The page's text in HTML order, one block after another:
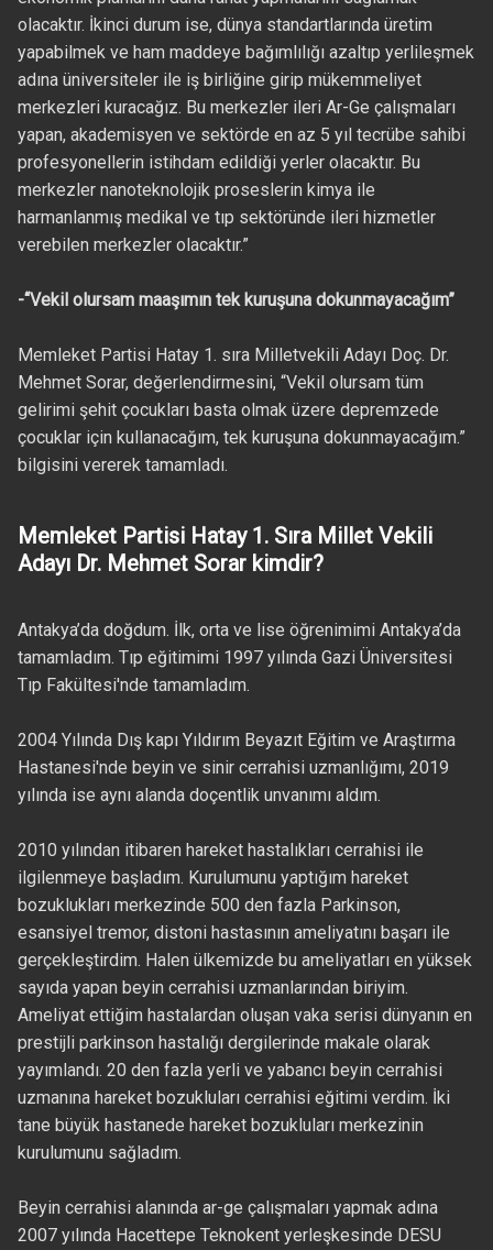
olacaktır. İkinci durum ise, dünya standartlarında üretim
yapabilmek ve ham maddeye bağımlılığı azaltıp yerlileşmek
adına üniversiteler ile iş birliğine girip mükemmeliyet
merkezleri kuracağız. Bu merkezler ileri Ar-Ge çalışmaları
yapan, akademisyen ve sektörde en az 5 yıl tecrübe sahibi
profesyonellerin istihdam edildiği yerler olacaktır. Bu
merkezler nanoteknolojik proseslerin kimya ile
harmanlanmış medikal ve tıp sektöründe ileri hizmetler
verebilen merkezler olacaktır.”
-“Vekil olursam maaşımın tek kuruşuna dokunmayacağım”
Memleket Partisi Hatay 1. sıra Milletvekili Adayı Doç. Dr.
Mehmet Sorar, değerlendirmesini, “Vekil olursam tüm
gelirimi şehit çocukları basta olmak üzere depremzede
çocuklar için kullanacağım, tek kuruşuna dokunmayacağım.”
bilgisini vererek tamamladı.
Memleket Partisi Hatay 1. Sıra Millet Vekili
Adayı Dr. Mehmet Sorar kimdir?
Antakya’da doğdum. İlk, orta ve lise öğrenimimi Antakya’da
tamamladım. Tıp eğitimimi 1997 yılında Gazi Üniversitesi
Tıp Fakültesi'nde tamamladım.
2004 Yılında Dış kapı Yıldırım Beyazıt Eğitim ve Araştırma
Hastanesi'nde beyin ve sinir cerrahisi uzmanlığımı, 2019
yılında ise aynı alanda doçentlik unvanımı aldım.
2010 yılından itibaren hareket hastalıkları cerrahisi ile
ilgilenmeye başladım. Kurulumunu yaptığım hareket
bozuklukları merkezinde 500 den fazla Parkinson,
esansiyel tremor, distoni hastasının ameliyatını başarı ile
gerçekleştirdim. Halen ülkemizde bu ameliyatları en yüksek
sayıda yapan beyin cerrahisi uzmanlarından biriyim.
Ameliyat ettiğim hastalardan oluşan vaka serisi dünyanın en
prestijli parkinson hastalığı dergilerinde makale olarak
yayımlandı. 20 den fazla yerli ve yabancı beyin cerrahisi
uzmanına hareket bozukluları cerrahisi eğitimi verdim. İki
tane büyük hastanede hareket bozukluları merkezinin
kurulumunu sağladım.
Beyin cerrahisi alanında ar-ge çalışmaları yapmak adına
2007 yılında Hacettepe Teknokent yerleşkesinde DESU